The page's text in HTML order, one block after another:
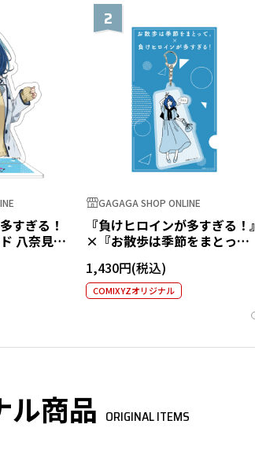
すぎる！
八奈見杏
2
GAGAGA SHOP ONLINE
『負けヒロインが多すぎる！』
×『お散歩は季節をまとっ
八奈見杏菜
1,430円
COMIXYZオリジナル
ル商品 ORIGINAL ITEMS